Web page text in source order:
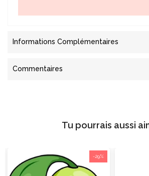
Informations Complémentaires
Commentaires
Tu pourrais aussi
-29%